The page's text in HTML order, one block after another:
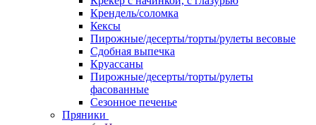
Крендель/соломка
Кексы
Пирожные/десерты/торты/рулеты весовые
Сдобная выпечка
Круассаны
Пирожные/десерты/торты/рулеты
фасованные
Сезонное печенье
Пряники